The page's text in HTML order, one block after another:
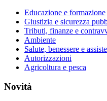
Educazione e formazione
Giustizia e sicurezza
Tributi, finanze e
Ambiente
Salute, benessere e
Autorizzazioni
Agricoltura e pesca
Novità